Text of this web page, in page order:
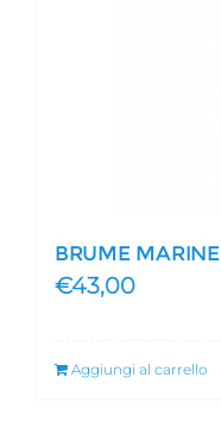
BRUME MARINE
€43,00
Aggiungi al carrello